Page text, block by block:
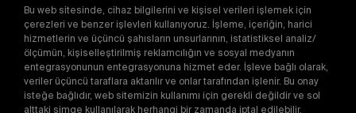
Gönder
Abone olarakGizlilik Politikası'nı
kabul etmiş
olursunuz.
Bu web sitesinde, cihaz bilgilerini ve kişisel verileri işlemek için
çerezleri ve benzer işlevleri kullanıyoruz. İşleme, içeriğin, harici
hizmetlerin ve üçüncü şahısların unsurlarının, istatistiksel analiz/
ölçümün, kişiselleştirilmiş reklamcılığın ve sosyal medyanın
entegrasyonunun entegrasyonuna hizmet eder. İşleve bağlı olarak,
veriler üçüncü taraflara aktarılır ve onlar tarafından işlenir. Bu onay
isteğe bağlıdır, web sitemizin kullanımı için gerekli değildir ve sol
alttaki simge kullanılarak herhangi bir zamanda iptal edilebilir.